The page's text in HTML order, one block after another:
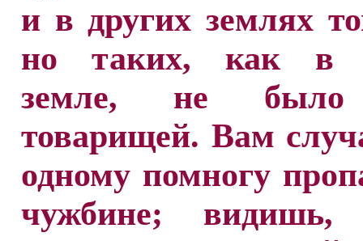
и в других землях
но таких, как в
земле, не было
товарищей. Вам
одному помногу
чужбине;